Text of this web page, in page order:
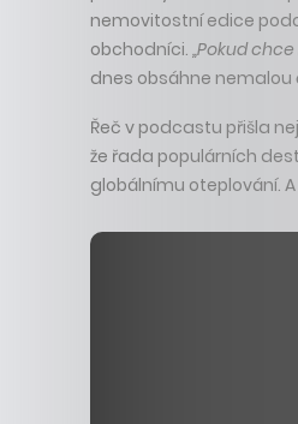
nemovitostní edice
obchodníci. „Pokud
dnes obsáhne
Řeč v podcastu přišla
že řada populárních
globálnímu oteplování.